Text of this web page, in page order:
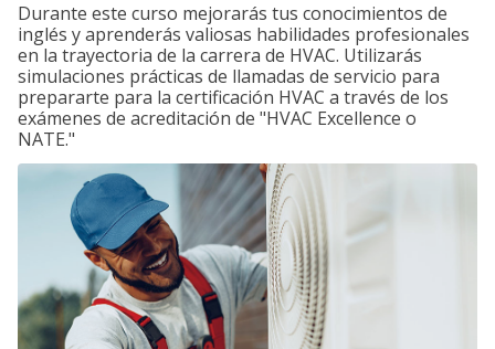
Durante este curso mejorarás tus conocimientos de
inglés y aprenderás valiosas habilidades profesionales
en la trayectoria de la carrera de HVAC. Utilizarás
simulaciones prácticas de llamadas de servicio para
prepararte para la certificación HVAC a través de los
exámenes de acreditación de "HVAC Excellence o
NATE."